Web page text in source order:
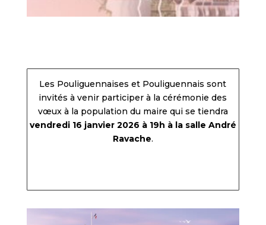
Les Pouliguennaises et Pouliguennais sont
invités à venir participer à la cérémonie des
vœux à la population du maire qui se tiendra
vendredi 16 janvier 2026 à 19h à la salle André
Ravache.